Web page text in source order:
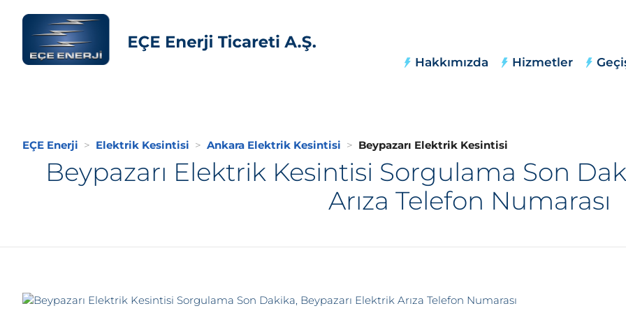
Hakkımızda Hizmetler
EÇE Enerji Elektrik Kesintisi Ankara Elektrik Kesintisi Beypazarı Elektrik Kesintisi
Beypazarı Elektrik Kesintisi Sorgulama Son
Arıza Telefon Numarası